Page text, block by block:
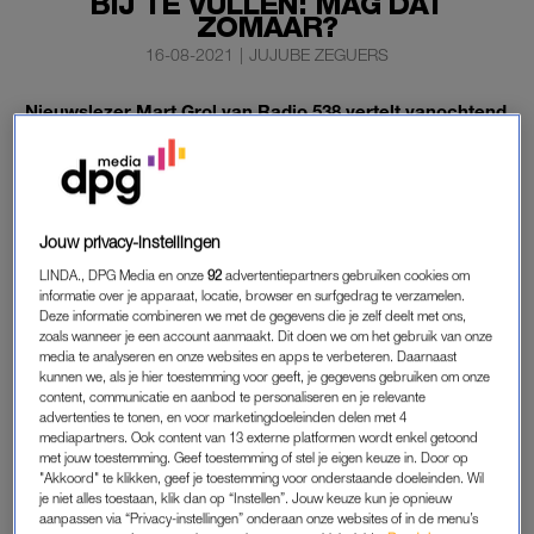
ZOMAAR?
16-08-2021 | JUJUBE ZEGUERS
Nieuwslezer Mart Grol van Radio 538 vertelt vanochtend
dat hij de ANWB-pechhulp heeft laten komen voor het
bijvullen van de olie in zijn auto. De andere mannen in
de studio zijn verontwaardigd en ook bij ons op de
Maar is de verontwaardiging wel terecht of mag je de ANWB
gewoon bellen voor zoiets onbenulligs? LINDA.nl zocht het uit.
MART GROL
Klaas van der Eerden begint het verhaal over collega Mart die
een brandend lampje heeft van zijn oliepeil, meteen stopt en
de ANWB belt. De pechhulp komt, vult Marts olie bij en hij kan
weer op weg.
Jouw privacy-instellingen
LINDA., DPG Media en onze92 advertentiepartners gebruiken cookies om
informatie over je apparaat, locatie, browser en surfgedrag te verzamelen.
Deze informatie combineren we met de gegevens die je zelf deelt met ons,
zoals wanneer je een account aanmaakt. Dit doen we om het gebruik van onze
media te analyseren en onze websites en apps te verbeteren. Daarnaast
kunnen we, als je hier toestemming voor geeft, je gegevens gebruiken om onze
content, communicatie en aanbod te personaliseren en je relevante
advertenties te tonen, en voor marketingdoeleinden delen met 4
mediapartners. Ook content van 13 externe platformen wordt enkel getoond
met jouw toestemming. Geef toestemming of stel je eigen keuze in. Door op
"Akkoord" te klikken, geef je toestemming voor onderstaande doeleinden. Wil
je niet alles toestaan, klik dan op “Instellen”. Jouw keuze kun je opnieuw
aanpassen via “Privacy-instellingen” onderaan onze websites of in de menu’s